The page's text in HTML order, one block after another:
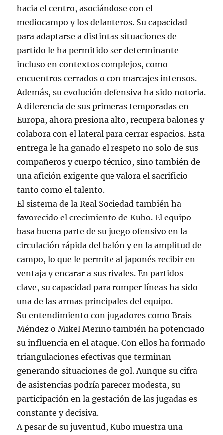
hacia el centro, asociándose con el
mediocampo y los delanteros. Su capacidad
para adaptarse a distintas situaciones de
partido le ha permitido ser determinante
incluso en contextos complejos, como
encuentros cerrados o con marcajes intensos.
Además, su evolución defensiva ha sido notoria.
A diferencia de sus primeras temporadas en
Europa, ahora presiona alto, recupera balones y
colabora con el lateral para cerrar espacios. Esta
entrega le ha ganado el respeto no solo de sus
compañeros y cuerpo técnico, sino también de
una afición exigente que valora el sacrificio
tanto como el talento.
El sistema de la Real Sociedad también ha
favorecido el crecimiento de Kubo. El equipo
basa buena parte de su juego ofensivo en la
circulación rápida del balón y en la amplitud de
campo, lo que le permite al japonés recibir en
ventaja y encarar a sus rivales. En partidos
clave, su capacidad para romper líneas ha sido
una de las armas principales del equipo.
Su entendimiento con jugadores como Brais
Méndez o Mikel Merino también ha potenciado
su influencia en el ataque. Con ellos ha formado
triangulaciones efectivas que terminan
generando situaciones de gol. Aunque su cifra
de asistencias podría parecer modesta, su
participación en la gestación de las jugadas es
constante y decisiva.
A pesar de su juventud, Kubo muestra una